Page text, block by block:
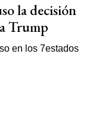
la decisión
Trump